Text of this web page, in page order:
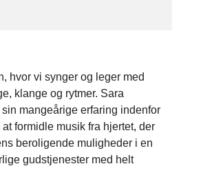
hvor vi synger og leger med
klange og rytmer. Sara
mangeårige erfaring indenfor
formidle musik fra hjertet, der
beroligende muligheder i en
gudstjenester med helt